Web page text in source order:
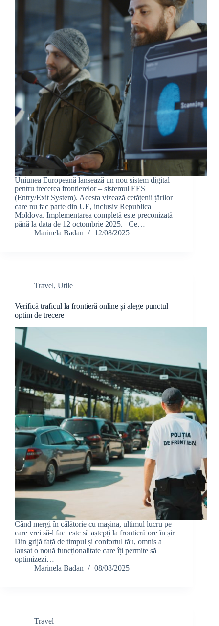
Uniunea Europeană lansează un nou sistem digital
pentru trecerea frontierelor – sistemul EES
(Entry/Exit System). Acesta vizează cetățenii țărilor
care nu fac parte din UE, inclusiv Republica
Moldova. Implementarea completă este preconizată
până la data de 12 octombrie 2025. Ce…
Marinela Badan
12/08/2025
Travel, Utile
Verifică traficul la frontieră online și alege punctul
optim de trecere
Când mergi în călătorie cu mașina, ultimul lucru pe
care vrei să-l faci este să aștepți la frontieră ore în șir.
Din grijă față de timpul și confortul tău, omnis a
lansat o nouă funcționalitate care îți permite să
optimizezi…
Marinela Badan
08/08/2025
Travel